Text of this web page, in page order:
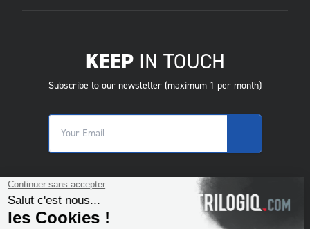
KEEPIN TOUCH
Subscribe to our newsletter (maximum 1 per month)